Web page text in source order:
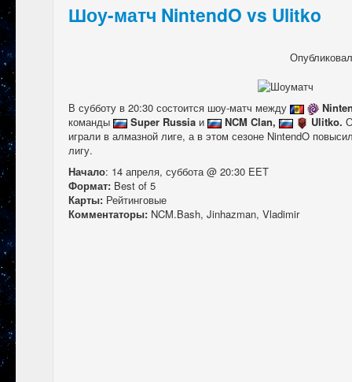
Шоу-матч NintendO vs Ulitko
В субботу в 20:30 состоится шоу-матч между
команды
Super Russia и NCM Clan, Ulitko.
играли в алмазной лиге, а в этом сезоне NintendO
лигу.
Начало: 14 апреля, суббота @ 20:30 EET
Формат: Best of 5
Карты: Рейтинговые
Комментаторы: NCM.Bash, Jinhazman, Vladimir